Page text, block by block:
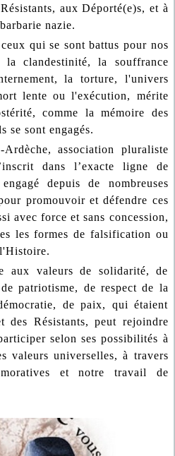
aux Déporté(e)s, et à
nazie.
qui se sont battus pour nos
clandestinité, la souffrance
la torture, l'univers
lente ou l'exécution, mérite
comme la mémoire des
se sont engagés.
association pluraliste
dans l’exacte ligne de
depuis de nombreuses
promouvoir et défendre ces
avec force et sans concession,
les formes de falsification ou
aux valeurs de solidarité, de
patriotisme, de respect de la
de paix, qui étaient
des Résistants, peut rejoindre
selon ses possibilités à
valeurs universelles, à travers
et notre travail de